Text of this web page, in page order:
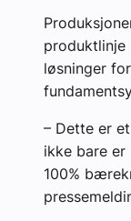
løsninger
– Dette er
ikke bare
100%